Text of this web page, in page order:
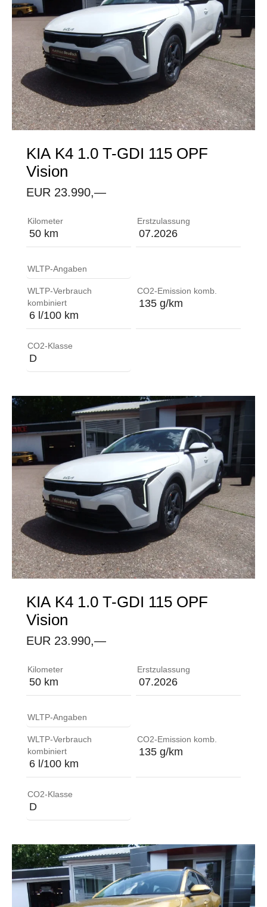
KIA K4 1.0 T-GDI 115 OPF
Vision
EUR 23.990,—
Kilometer
50 km
Erstzulassung
07.2026
WLTP-Angaben
WLTP-Verbrauch
kombiniert
6 l/100 km
CO2-Emission komb.
135 g/km
CO2-Klasse
D
KIA K4 1.0 T-GDI 115 OPF
Vision
EUR 23.990,—
Kilometer
50 km
Erstzulassung
07.2026
WLTP-Angaben
WLTP-Verbrauch
kombiniert
6 l/100 km
CO2-Emission komb.
135 g/km
CO2-Klasse
D